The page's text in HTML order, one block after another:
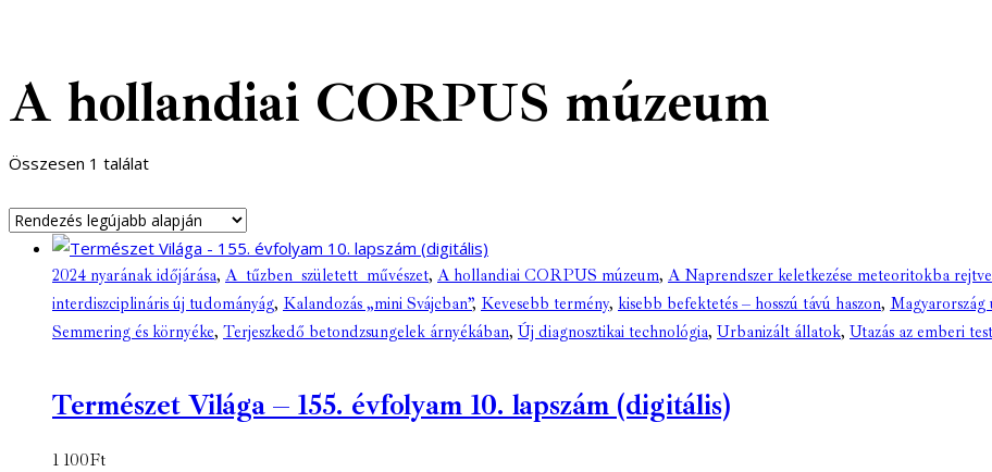
A hollandiai CORPUS múzeum
Összesen 1 találat
2024 nyarának időjárása, A tűzben született művészet, A hollandiai CORPUS múzeum, A Naprendszer keletkezése meteoritokba rejtve
interdiszciplináris új tudományág, Kalandozás „mini Svájcban”, Kevesebb termény, kisebb befektetés – hosszú távú haszon,
Semmering és környéke, Terjeszkedő betondzsungelek árnyékában, Új diagnosztikai technológia, Urbanizált állatok, Utazás az emberi
Természet Világa – 155. évfolyam 10. lapszám (digitális)
1 100Ft